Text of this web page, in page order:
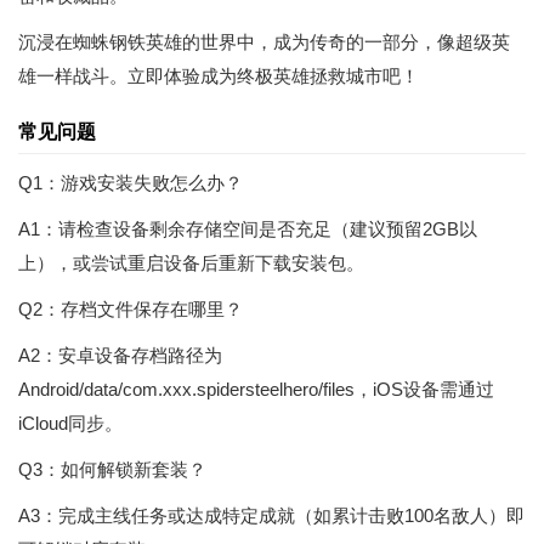
沉浸在蜘蛛钢铁英雄的世界中，成为传奇的一部分，像超级英
雄一样战斗。立即体验成为终极英雄拯救城市吧！
常见问题
Q1：游戏安装失败怎么办？
A1：请检查设备剩余存储空间是否充足（建议预留2GB以
上），或尝试重启设备后重新下载安装包。
Q2：存档文件保存在哪里？
A2：安卓设备存档路径为
Android/data/com.xxx.spidersteelhero/files，iOS设备需通过
iCloud同步。
Q3：如何解锁新套装？
A3：完成主线任务或达成特定成就（如累计击败100名敌人）即